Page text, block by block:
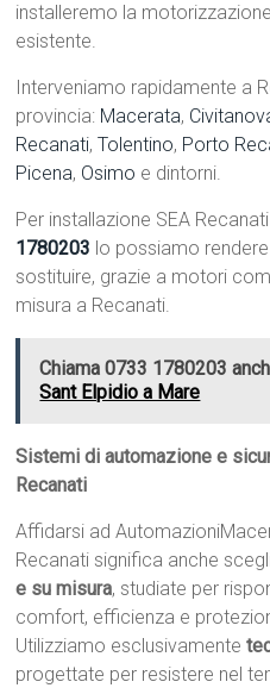
installeremo la
esistente.
Interveniamo rapidamente a
provincia: Macerata,
Recanati,Tolentino, Porto
Picena, Osimo e dintorni.
Per installazione SEA
1780203 lo possiamo
sostituire, grazie a motori
misura a Recanati.
Chiama 0733 1780203
Sant Elpidio a Mare
Sistemi di automazione e
Recanati
Affidarsi ad
Recanati significa anche
e su misura, studiate per
comfort, efficienza e
Utilizziamo esclusivamente
progettate per resistere nel